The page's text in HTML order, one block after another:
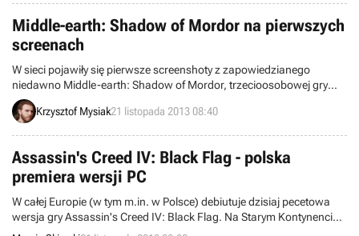
Middle-earth: Shadow of Mordor na pierwszych
screenach
W sieci pojawiły się pierwsze screenshoty z zapowiedzianego
niedawno Middle-earth: Shadow of Mordor, trzecioosobowej gry
akcji osadzonej w Tolkienowskim uniwersum, która ukaże się w
przyszłym roku na pecetach oraz konsolach nowej i starej generacji.
Krzysztof Mysiak21 listopada 2013 08:40
Assassin's Creed IV: Black Flag - polska
premiera wersji PC
W całej Europie (w tym m.in. w Polsce) debiutuje dzisiaj pecetowa
wersja gry Assassin's Creed IV: Black Flag. Na Starym Kontynencie
nieco ponad trzy tygodnie temu ukazały się edycje na PlayStation 3